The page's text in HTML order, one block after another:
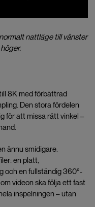
nattläge till vänster
8K med förbättrad
Den stora fördelen
för att missa rätt vinkel –
ännu smidigare.
en platt,
och en fullständig 360°-
videon ska följa ett fast
inspelningen – utan